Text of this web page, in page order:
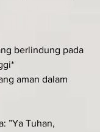
berlindung pada
aman dalam
”Ya Tuhan,